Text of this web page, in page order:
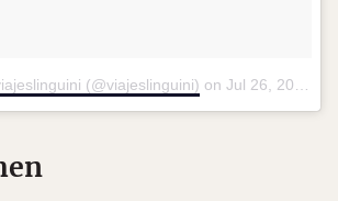
(@viajeslinguini) on Jul 26, 2016 at 6:56am PDT